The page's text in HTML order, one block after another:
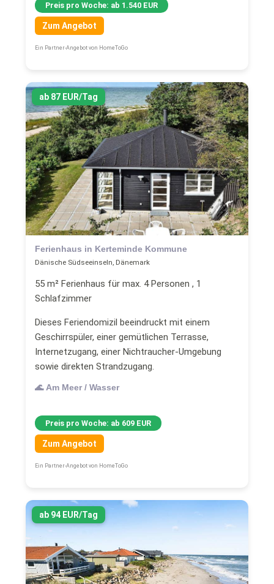
Preis pro Woche: ab 1.540 EUR
Zum Angebot
Ein Partner-Angebot von HomeToGo
ab 87 EUR/Tag
Ferienhaus in Kerteminde Kommune
Dänische Südseeinseln, Dänemark
55 m² Ferienhaus für max. 4 Personen , 1
Schlafzimmer
Dieses Feriendomizil beeindruckt mit einem
Geschirrspüler, einer gemütlichen Terrasse,
Internetzugang, einer Nichtraucher-Umgebung
sowie direkten Strandzugang.
🌊 Am Meer / Wasser
Preis pro Woche: ab 609 EUR
Zum Angebot
Ein Partner-Angebot von HomeToGo
ab 94 EUR/Tag